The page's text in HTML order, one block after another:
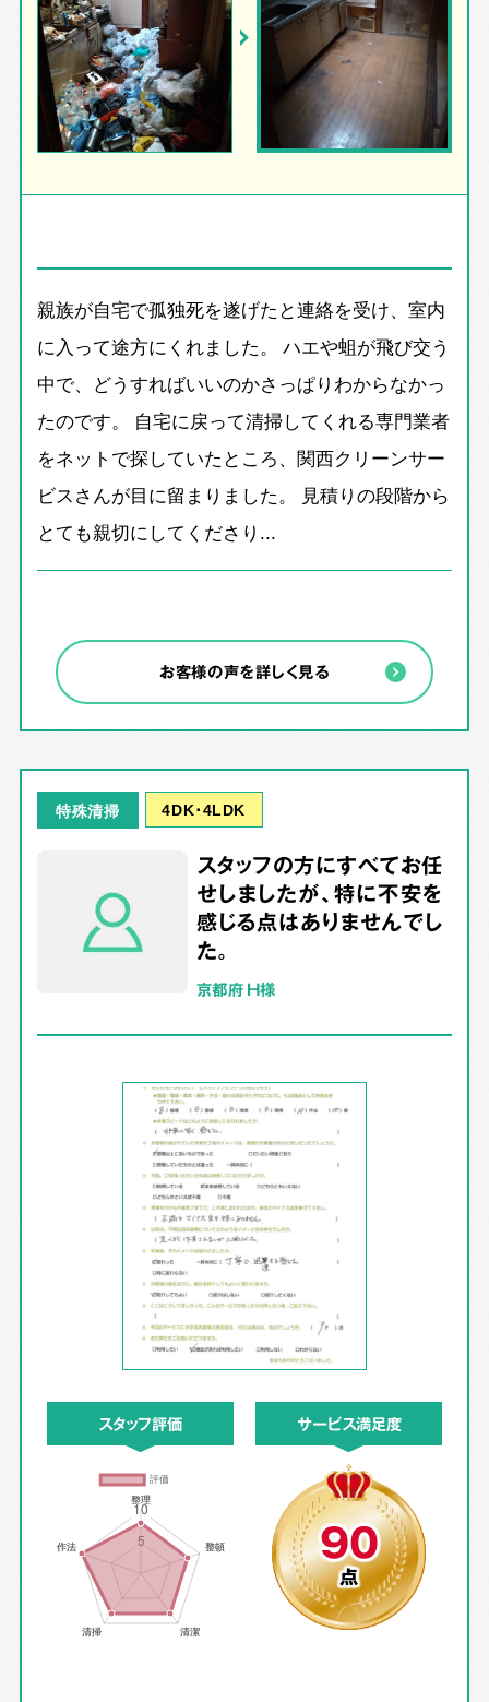
親族が自宅で孤独死を遂げたと連絡を受け、室内
に入って途方にくれました。 ハエや蛆が飛び交う
中で、どうすればいいのかさっぱりわからなかっ
たのです。 自宅に戻って清掃してくれる専門業者
をネットで探していたところ、関西クリーンサー
ビスさんが目に留まりました。 見積りの段階から
とても親切にしてくださり...
お客様の声を詳しく見る
特殊清掃 4DK･4LDK
スタッフの方にすべてお任
せしましたが、特に不安を
感じる点はありませんでし
た。
京都府 H様
スタッフ評価 サービス満足度
90
点